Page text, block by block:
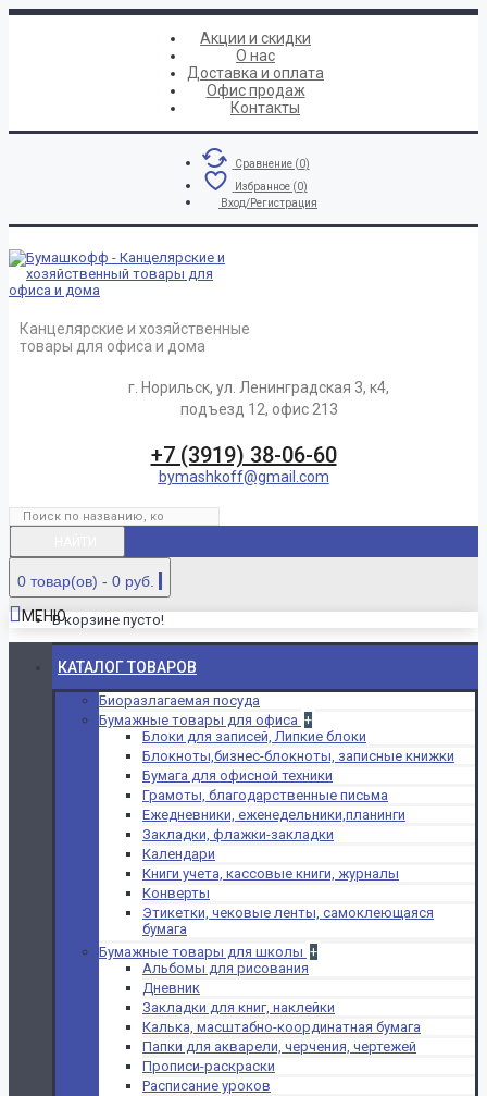
Акции и скидки
О нас
Доставка и оплата
Офис продаж
Контакты
Сравнение (0)
Избранное (0)
Вход/Регистрация
Канцелярские и хозяйственные
товары для офиса и дома
г. Норильск, ул. Ленинградская 3, к4,
подъезд 12, офис 213
+7 (3919) 38-06-60
bymashkoff@gmail.com
0 товар(ов) - 0 руб.
В корзине пусто!
МЕНЮ
КАТАЛОГ ТОВАРОВ
Биоразлагаемая посуда
Бумажные товары для офиса +
Блоки для записей, Липкие блоки
Блокноты,бизнес-блокноты, записные книжки
Бумага для офисной техники
Грамоты, благодарственные письма
Ежедневники, еженедельники,планинги
Закладки, флажки-закладки
Календари
Книги учета, кассовые книги, журналы
Конверты
Этикетки, чековые ленты, самоклеющаяся
бумага
Бумажные товары для школы +
Альбомы для рисования
Дневник
Закладки для книг, наклейки
Калька, масштабно-координатная бумага
Папки для акварели, черчения, чертежей
Прописи-раскраски
Расписание уроков